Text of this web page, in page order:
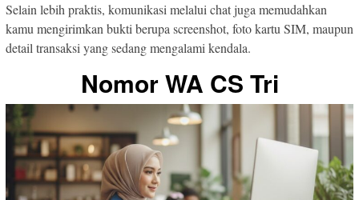
Selain lebih praktis, komunikasi melalui chat juga memudahkan
kamu mengirimkan bukti berupa screenshot, foto kartu SIM, maupun
detail transaksi yang sedang mengalami kendala.
Nomor WA CS Tri